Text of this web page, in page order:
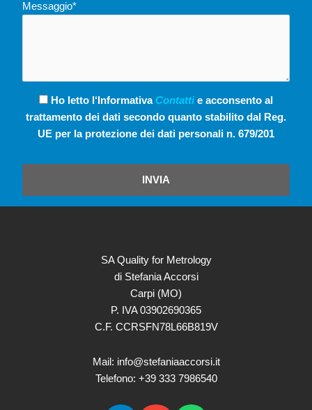
Messaggio*
Ho letto l‘Informativa Contattie acconsento al
trattamento dei dati secondo quanto stabilito dal Reg.
UE per la protezione dei dati personali n. 679/201
INVIA
SA Quality for Metrology
di Stefania Accorsi
Carpi (MO)
P. IVA 03902690365
C.F. CCRSFN78L66B819V
Mail: info@stefaniaaccorsi.it
Telefono: +39 333 7986540